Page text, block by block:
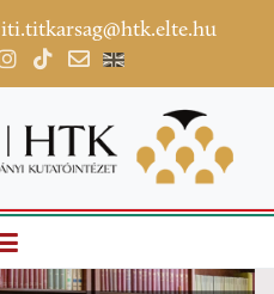
iti.titkarsag@htk.elte.hu